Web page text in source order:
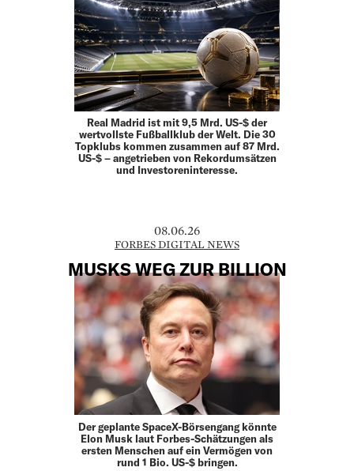
Real Madrid ist mit 9,5 Mrd. US-$ der
wertvollste Fußballklub der Welt. Die 30
Topklubs kommen zusammen auf 87 Mrd.
US-$ – angetrieben von Rekordumsätzen
und Investoreninteresse.
08.06.26
FORBES DIGITAL NEWS
MUSKS WEG ZUR BILLION
Der geplante SpaceX-Börsengang könnte
Elon Musk laut Forbes-Schätzungen als
ersten Menschen auf ein Vermögen von
rund 1 Bio. US-$ bringen.